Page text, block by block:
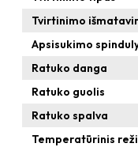
Tvirtinimo
Apsisukimo
Ratuko danga
Ratuko guolis
Ratuko spalva
Temperatūrinis